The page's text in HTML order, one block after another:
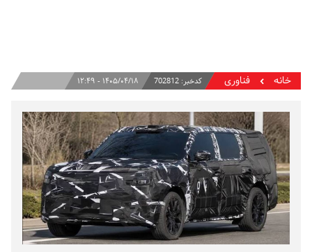
خانه فناوری کدخبر:702812 ۱۴۰۵/۰۴/۱۸ - ۱۲:۴۹